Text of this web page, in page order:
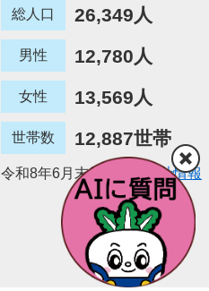
総人口 26,349人
男性 12,780人
女性 13,569人
世帯数 12,887世帯
令和8年6月末日現在 統計情報